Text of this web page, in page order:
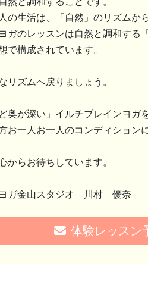
の生活は、「自然」のリズムか
ガのレッスンは自然と調和する
で構成されています。
リズムへ戻りましょう。
奥が深い」イルチブレインヨガ
お一人お一人のコンディション
からお待ちしています。
ヨガ金山スタジオ 川村 優奈
体験レッスン